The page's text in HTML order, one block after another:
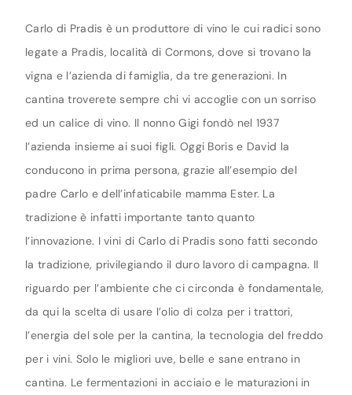
Carlo di Pradis è un produttore di vino le cui radici sono
legate a Pradis, località di Cormons, dove si trovano la
vigna e l’azienda di famiglia, da tre generazioni. In
cantina troverete sempre chi vi accoglie con un sorriso
ed un calice di vino. Il nonno Gigi fondò nel 1937
l’azienda insieme ai suoi figli. Oggi Boris e David la
conducono in prima persona, grazie all’esempio del
padre Carlo e dell’infaticabile mamma Ester. La
tradizione è infatti importante tanto quanto
l’innovazione. I vini di Carlo di Pradis sono fatti secondo
la tradizione, privilegiando il duro lavoro di campagna. Il
riguardo per l’ambiente che ci circonda è fondamentale,
da qui la scelta di usare l’olio di colza per i trattori,
l’energia del sole per la cantina, la tecnologia del freddo
per i vini. Solo le migliori uve, belle e sane entrano in
cantina. Le fermentazioni in acciaio e le maturazioni in